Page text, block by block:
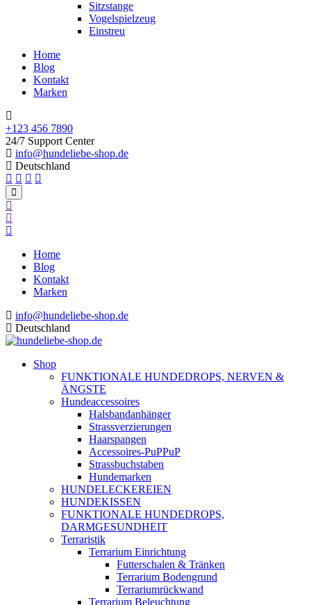
Sitzstange
Vogelspielzeug
Einstreu
Home
Blog
Kontakt
Marken
+123 456 7890
24/7 Support Center
info@hundeliebe-shop.de
Deutschland
Home
Blog
Kontakt
Marken
info@hundeliebe-shop.de
Deutschland
Shop
FUNKTIONALE HUNDEDROPS, NERVEN &
ÄNGSTE
Hundeaccessoires
Halsbandanhänger
Strassverzierungen
Haarspangen
Accessoires-PuPPuP
Strassbuchstaben
Hundemarken
HUNDELECKEREIEN
HUNDEKISSEN
FUNKTIONALE HUNDEDROPS,
DARMGESUNDHEIT
Terraristik
Terrarium Einrichtung
Futterschalen & Tränken
Terrarium Bodengrund
Terrariumrückwand
Terrarium Beleuchtung